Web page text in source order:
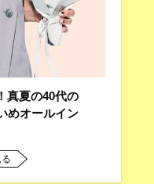
真夏の40代の
めオールイン